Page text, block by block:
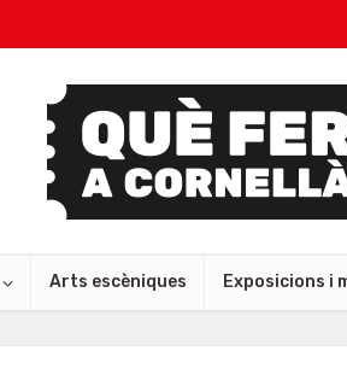
Arts escèniques Exposicions i